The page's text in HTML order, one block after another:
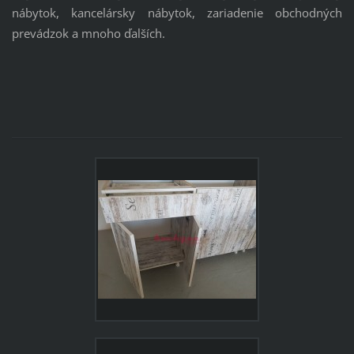
nábytok, kancelársky nábytok, zariadenie obchodných
prevádzok a mnoho ďalších.